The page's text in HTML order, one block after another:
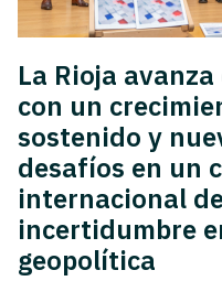
La Rioja
con un
sostenido y
desafíos en un
internacional
incertidumbre
geopolítica